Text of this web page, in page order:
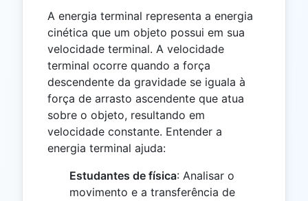
A energia terminal representa a energia
cinética que um objeto possui em sua
velocidade terminal. A velocidade
terminal ocorre quando a força
descendente da gravidade se iguala à
força de arrasto ascendente que atua
sobre o objeto, resultando em
velocidade constante. Entender a
energia terminal ajuda:
Estudantes de física: Analisar o
movimento e a transferência de